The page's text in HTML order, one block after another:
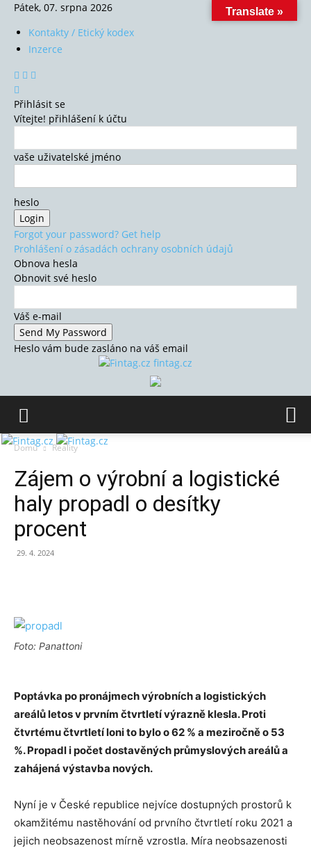
Pátek, 07. srpna 2026
Kontakty / Etický kodex
Inzerce
Přihlásit se
Vítejte! přihlášení k účtu
vaše uživatelské jméno
heslo
Forgot your password? Get help
Prohlášení o zásadách ochrany osobních údajů
Obnova hesla
Obnovit své heslo
Váš e-mail
Heslo vám bude zasláno na váš email
fintag.cz
Domů Reality
Zájem o výrobní a logistické
haly propadl o desítky
procent
29. 4. 2024
Foto: Panattoni
Poptávka po pronájmech výrobních a logistických
areálů letos v prvním čtvrtletí výrazně klesla. Proti
čtvrtému čtvrtletí loni to bylo o 62 % a meziročně o 53
%. Propadl i počet dostavěných průmyslových areálů a
zahájená výstavba nových.
Nyní je v České republice nejvíce dostupných prostorů k
okamžitému nastěhování od prvního čtvrtletí roku 2021 a
jejich neobsazenost mírně vzrostla. Míra neobsazenosti
Translate »